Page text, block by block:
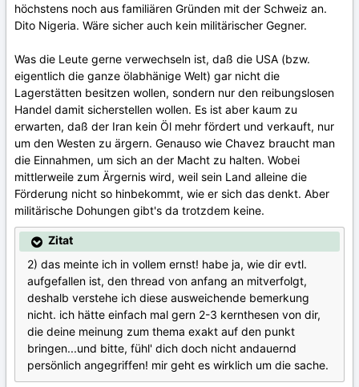
höchstens noch aus familiären Gründen mit der Schweiz an.
Dito Nigeria. Wäre sicher auch kein militärischer Gegner.
Was die Leute gerne verwechseln ist, daß die USA (bzw.
eigentlich die ganze ölabhänige Welt) gar nicht die
Lagerstätten besitzen wollen, sondern nur den reibungslosen
Handel damit sicherstellen wollen. Es ist aber kaum zu
erwarten, daß der Iran kein Öl mehr fördert und verkauft, nur
um den Westen zu ärgern. Genauso wie Chavez braucht man
die Einnahmen, um sich an der Macht zu halten. Wobei
mittlerweile zum Ärgernis wird, weil sein Land alleine die
Förderung nicht so hinbekommt, wie er sich das denkt. Aber
militärische Dohungen gibt's da trotzdem keine.
Zitat
2) das meinte ich in vollem ernst! habe ja, wie dir evtl.
aufgefallen ist, den thread von anfang an mitverfolgt,
deshalb verstehe ich diese ausweichende bemerkung
nicht. ich hätte einfach mal gern 2-3 kernthesen von dir,
die deine meinung zum thema exakt auf den punkt
bringen...und bitte, fühl' dich doch nicht andauernd
persönlich angegriffen! mir geht es wirklich um die sache.